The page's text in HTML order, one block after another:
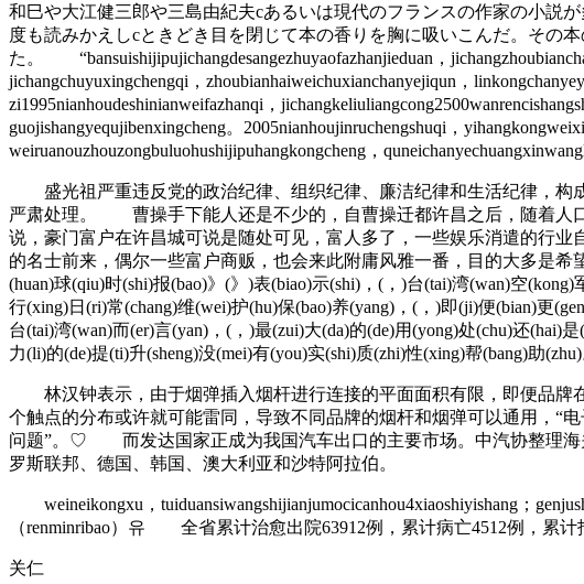
和巳や大江健三郎や三島由紀夫cあるいは現代のフランスの作家の小説
度も読みかえしcときどき目を閉じて本の香りを胸に吸いこんだ。その
た。 “bansuishijipujichangdesangezhuyaofazhanjieduan，
jichangchuyuxingchengqi，zhoubianhaiweichuxianchanyejiqun，
zi1995nianhoudeshinianweifazhanqi，
guojishangyequjibenxingcheng。2005nianhoujinruchengshuqi，
weiruanouzhouzongbuluohushijipuhangkongcheng，
盛光祖严重违反党的政治纪律、组织纪律、廉洁纪律和生活纪律，构
严肃处理。 曹操手下能人还是不少的，自曹操迁都许昌之后，随着人
说，豪门富户在许昌城可说是随处可见，富人多了，一些娱乐消遣的行
的名士前来，偶尔一些富户商贩，也会来此附庸风雅一番，目的大多是
(huan)球(qiu)时(shi)报(bao)》(》)表(biao)示(shi)，(，)台(tai)湾(wan)空
行(xing)日(ri)常(chang)维(wei)护(hu)保(bao)养(yang)，(，)即(ji)便(bian)更
台(tai)湾(wan)而(er)言(yan)，(，)最(zui)大(da)的(de)用(yong)处(chu)还(hai)
力(li)的(de)提(ti)升(sheng)没(mei)有(you)实(shi)质(zhi)性(xing)帮(bang)助
林汉钟表示，由于烟弹插入烟杆进行连接的平面面积有限，即便品牌
个触点的分布或许就可能雷同，导致不同品牌的烟杆和烟弹可以通用，“
问题”。♡ 而发达国家正成为我国汽车出口的主要市场。中汽协整理海
罗斯联邦、德国、韩国、澳大利亚和沙特阿拉伯。
weineikongxu，tuiduansiwangshijianjumocicanhou4xiaoshiyishang；
（renminribao）유 全省累计治愈出院63912例，累计病亡4512例，累计
关仁